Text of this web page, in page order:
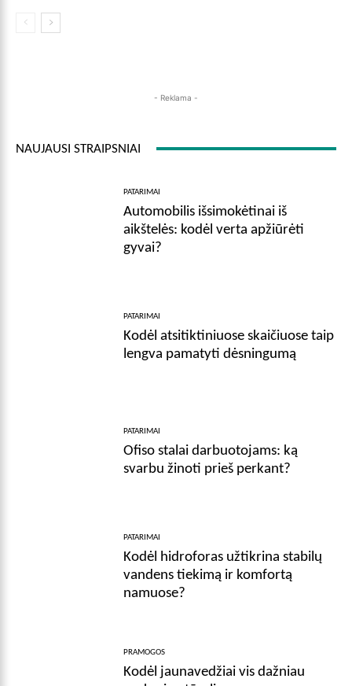
- Reklama -
NAUJAUSI STRAIPSNIAI
PATARIMAI
Automobilis išsimokėtinai iš
aikštelės: kodėl verta apžiūrėti
gyvai?
PATARIMAI
Kodėl atsitiktiniuose skaičiuose taip
lengva pamatyti dėsningumą
PATARIMAI
Ofiso stalai darbuotojams: ką
svarbu žinoti prieš perkant?
PATARIMAI
Kodėl hidroforas užtikrina stabilų
vandens tiekimą ir komfortą
namuose?
PRAMOGOS
Kodėl jaunavedžiai vis dažniau